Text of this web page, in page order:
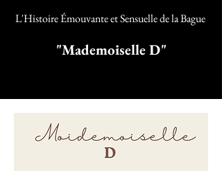
L'Histoire Émouvante et Sensuelle de la Bague
"Mademoiselle D"